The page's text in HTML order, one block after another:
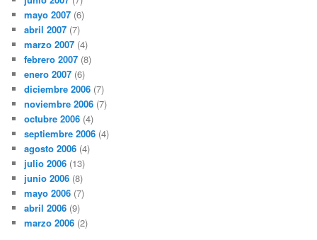
mayo 2007 (6)
abril 2007 (7)
marzo 2007 (4)
febrero 2007 (8)
enero 2007 (6)
diciembre 2006 (7)
noviembre 2006 (7)
octubre 2006 (4)
septiembre 2006 (4)
agosto 2006 (4)
julio 2006 (13)
junio 2006 (8)
mayo 2006 (7)
abril 2006 (9)
marzo 2006 (2)